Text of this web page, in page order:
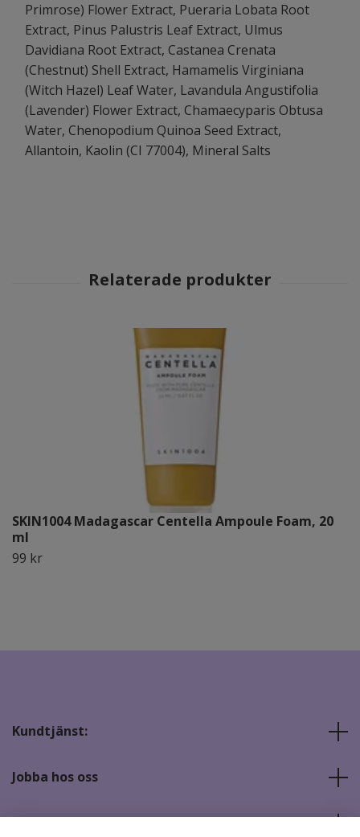
Primrose) Flower Extract, Pueraria Lobata Root
Extract, Pinus Palustris Leaf Extract, Ulmus
Davidiana Root Extract, Castanea Crenata
(Chestnut) Shell Extract, Hamamelis Virginiana
(Witch Hazel) Leaf Water, Lavandula Angustifolia
(Lavender) Flower Extract, Chamaecyparis Obtusa
Water, Chenopodium Quinoa Seed Extract,
Allantoin, Kaolin (CI 77004), Mineral Salts
SKIN1004 Madagascar Centella Ampoule Foam, 20
ml
99 kr
Kundtjänst:
Jobba hos oss
Sociala medier